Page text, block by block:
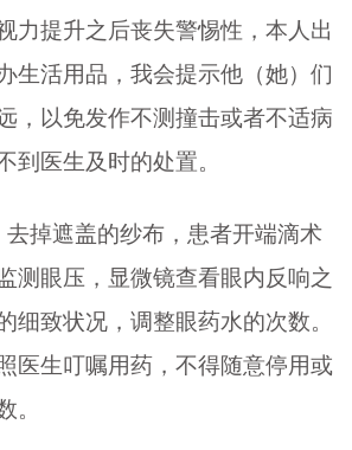
力提升之后丧失警惕性，本人出
生活用品，我会提示他（她）们
，以免发作不测撞击或者不适病
到医生及时的处置。
去掉遮盖的纱布，患者开端滴术
测眼压，显微镜查看眼内反响之
细致状况，调整眼药水的次数。
医生叮嘱用药，不得随意停用或
。